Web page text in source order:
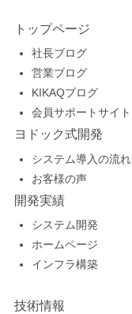
トップページ
社長ブログ
営業ブログ
KIKAQブログ
会員サポートサイト
ヨドック式開発
システム導入の流れ
お客様の声
開発実績
システム開発
ホームページ
インフラ構築
技術情報